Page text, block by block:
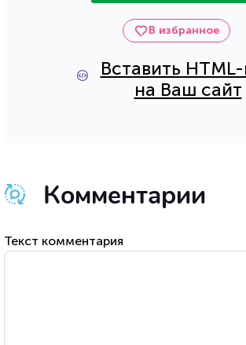
В избранное
Вставить
на Ваш сайт
Комментарии
Текст комментария